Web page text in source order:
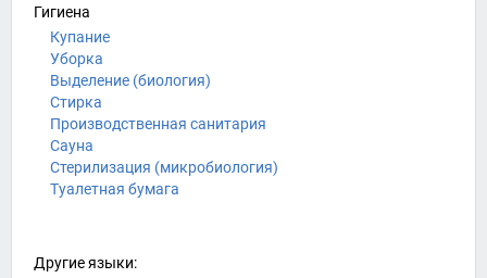
Гигиена
Купание
Уборка
Выделение (биология)
Стирка
Производственная санитария
Сауна
Стерилизация (микробиология)
Туалетная бумага
Другие языки: